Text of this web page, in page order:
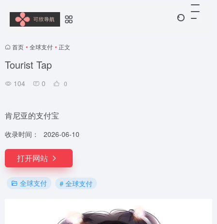
首页 • 全球支付 • 正文
Tourist Tap
104 0 0
肯尼亚的支付宝
收录时间： 2026-06-10
打开网站
全球支付 # 全球支付